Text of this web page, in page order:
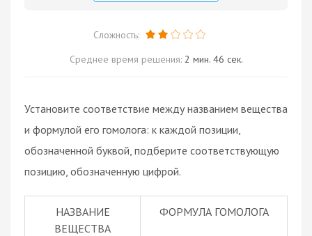
Сложность:
Среднее время решения: 2 мин. 46 сек.
Установите соответствие между названием вещества
и формулой его гомолога: к каждой позиции,
обозначенной буквой, подберите соответствующую
позицию, обозначенную цифрой.
НАЗВАНИЕ
ВЕЩЕСТВА
ФОРМУЛА ГОМОЛОГА